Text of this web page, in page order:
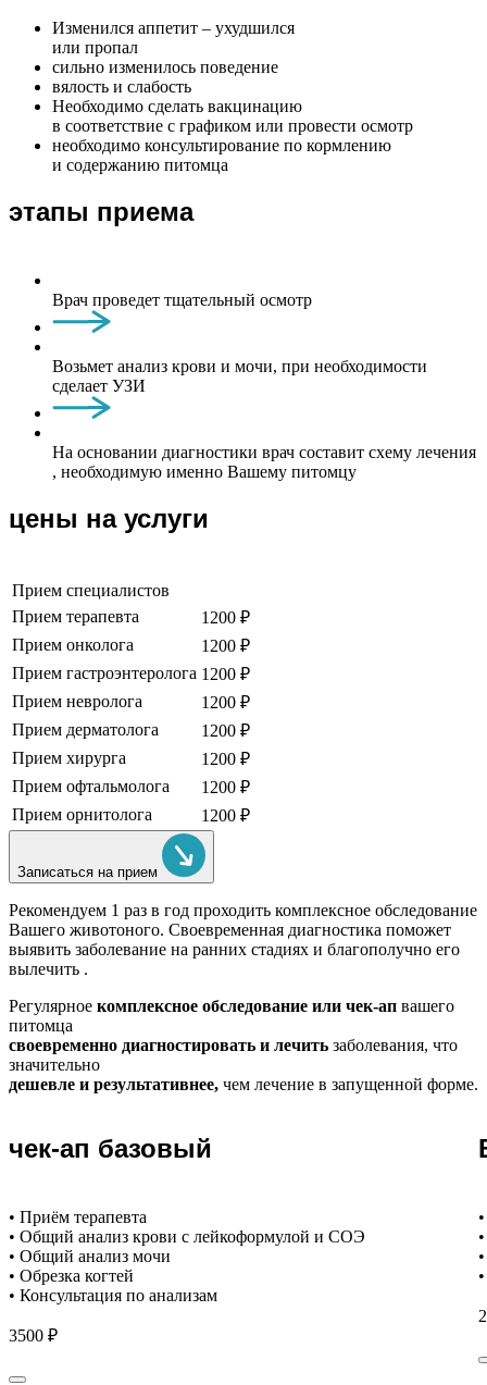
Изменился аппетит – ухудшился
или пропал
сильно изменилось поведение
вялость и слабость
Необходимо сделать вакцинацию
в соответствие с графиком или провести осмотр
необходимо консультирование по кормлению
и содержанию питомца
этапы приема
Врач проведет тщательный осмотр
Возьмет анализ крови и мочи, при необходимости
сделает УЗИ
На основании диагностики врач составит схему лечения
, необходимую именно Вашему питомцу
цены на услуги
Прием специалистов
Прием терапевта
1200 ₽
Прием онколога
1200 ₽
Прием гастроэнтеролога 1200 ₽
Прием невролога
1200 ₽
Прием дерматолога
1200 ₽
Прием хирурга
1200 ₽
Прием офтальмолога
1200 ₽
Прием орнитолога
1200 ₽
Записаться на прием
Рекомендуем 1 раз в год проходить комплексное обследование
Вашего животоного. Своевременная диагностика поможет
выявить заболевание на ранних стадиях и благополучно его
вылечить .
Регулярное комплексное обследование или чек-ап вашего
питомца
своевременно диагностировать и лечить заболевания, что
значительно
дешевле и результативнее, чем лечение в запущенной форме.
чек-ап базовый
• Приём терапевта
• Общий анализ крови с лейкоформулой и СОЭ
• Общий анализ мочи
• Обрезка когтей
• Консультация по анализам
3500 ₽